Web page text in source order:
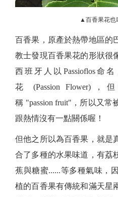
▲百香果花也
百香果，原產於熱帶地區的
教士發現百香果花的形狀很
西班牙人以Passioflos命
花 (Passion Flower)
稱 "passion fruit"，所以又
跟熱情沒有一點關係喔！
但他之所以為百香果，就是
合了多種的水果味道，有荔
蕉與糖蜜......等多種氣味，
植的百香果有傳統和滿天星